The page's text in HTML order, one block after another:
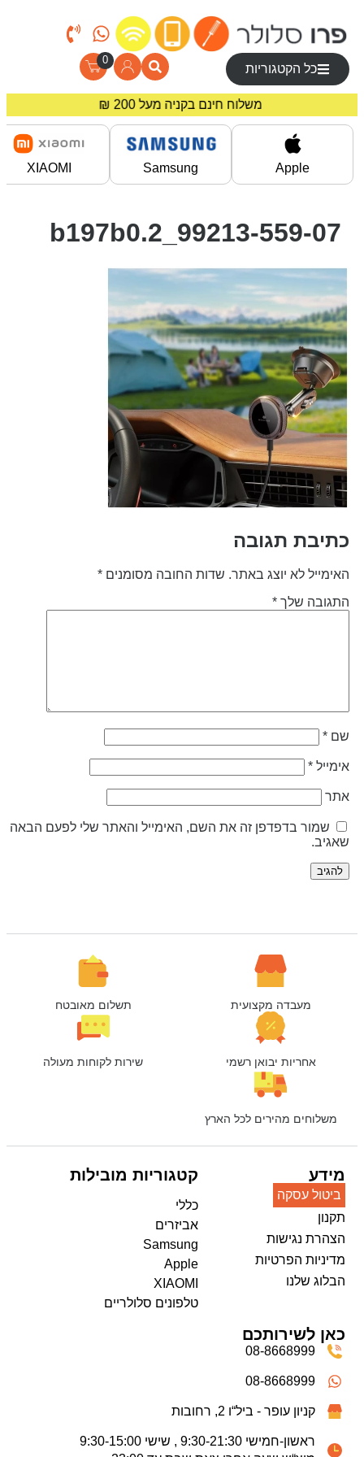
כל הקטגוריות
0
משלוח חינם בקניה מעל 200 ₪
מחירים מיוחדים לרוכשים באתר!
Apple
Samsung
XIAOMI
99213-559-07_2.b197b0
תגובה
לא יוצג באתר. שדות החובה מסומנים*
שלך*
*
*
שמור בדפדפן זה את השם, האימייל והאתר שלי לפעם הבאה
מעבדה מקצועית תשלום מאובטח
אחריות יבואן רשמי שירות לקוחות מעולה
משלוחים מהירים לכל הארץ
מידע
ביטול עסקה
תקנון
הצהרת נגישות
מדיניות הפרטיות
הבלוג שלנו
קטגוריות מובילות
כללי
אביזרים
Samsung
Apple
XIAOMI
טלפונים סלולריים
כאן לשירותכם
08-8668999
08-8668999
קניון עופר - ביל“ו 2, רחובות
ראשון-חמישי 9:30-21:30 , שישי 9:30-15:00